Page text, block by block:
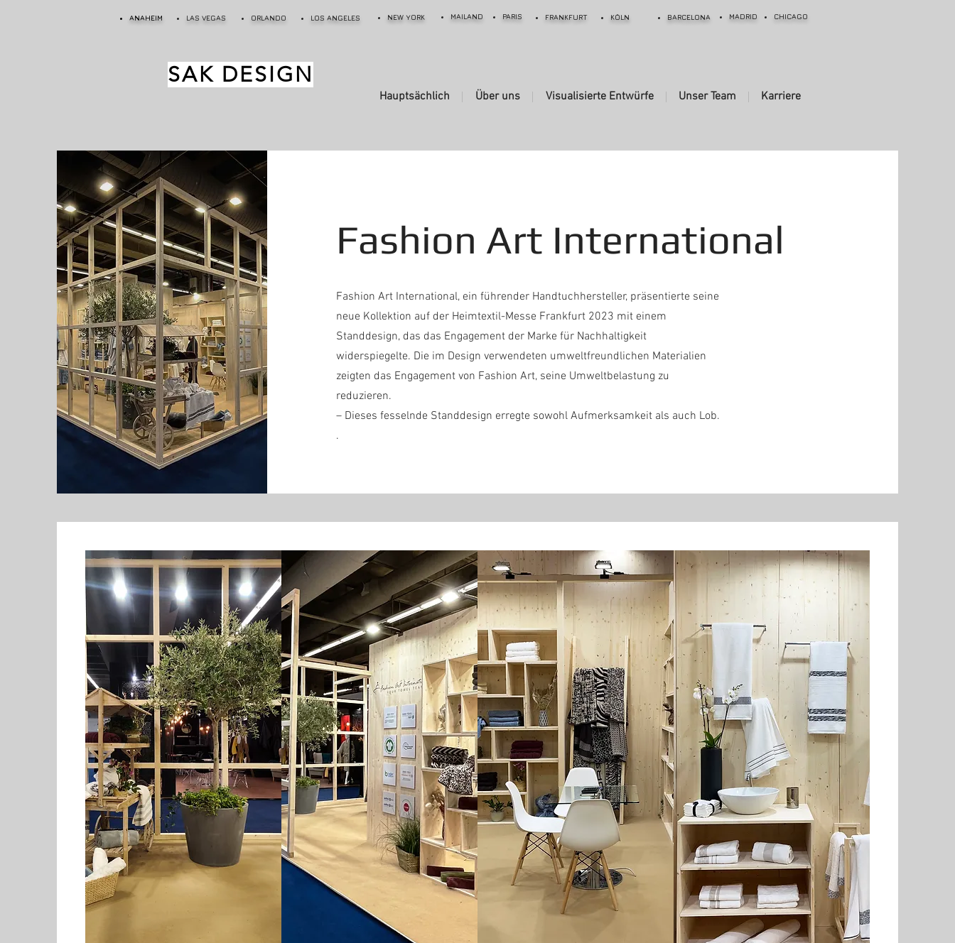
ANAHEIM LAS VEGAS ORLANDO LOS ANGELES NEW YORK MAILAND PARIS FRANKFURT KÖLN BARCELONA MADRID CHICAGO
SAK DESIGN
Hauptsächlich Über uns Visualisierte Entwürfe Unser Team Karriere
Fashion Art International
Fashion Art International, ein führender Handtuchhersteller, präsentierte seine
neue Kollektion auf der Heimtextil-Messe Frankfurt 2023 mit einem
Standdesign, das das Engagement der Marke für Nachhaltigkeit
widerspiegelte. Die im Design verwendeten umweltfreundlichen Materialien
zeigten das Engagement von Fashion Art, seine Umweltbelastung zu
reduzieren.
–Dieses fesselnde Standdesign erregte sowohl Aufmerksamkeit als auch Lob.
.